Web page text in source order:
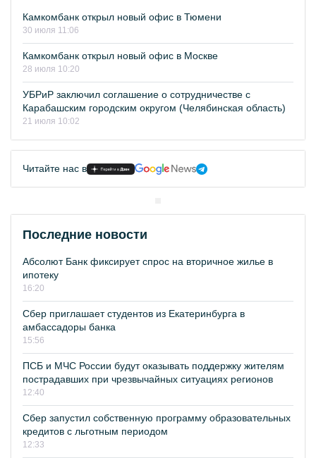
Камкомбанк открыл новый офис в Тюмени
30 июля 11:06
Камкомбанк открыл новый офис в Москве
28 июля 10:20
УБРиР заключил соглашение о сотрудничестве с
Карабашским городским округом (Челябинская область)
21 июля 10:02
Читайте нас в
Последние новости
Абсолют Банк фиксирует спрос на вторичное жилье в
ипотеку
16:20
Сбер приглашает студентов из Екатеринбурга в
амбассадоры банка
15:56
ПСБ и МЧС России будут оказывать поддержку жителям
пострадавших при чрезвычайных ситуациях регионов
12:40
Сбер запустил собственную программу образовательных
кредитов с льготным периодом
12:33